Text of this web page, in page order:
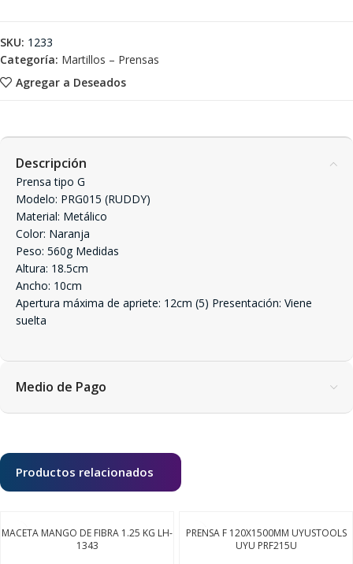
Agregar a Deseados
SKU: 1233
Categoría: Martillos – Prensas
Descripción
Prensa tipo G
Modelo: PRG015 (RUDDY)
Material: Metálico
Color: Naranja
Peso: 560g Medidas
Altura: 18.5cm
Ancho: 10cm
Apertura máxima de apriete: 12cm (5) Presentación: Viene
suelta
Medio de Pago
Productos relacionados
MACETA MANGO DE FIBRA 1.25 KG LH-
1343
PRENSA F 120X1500MM UYUSTOOLS
UYU PRF215U